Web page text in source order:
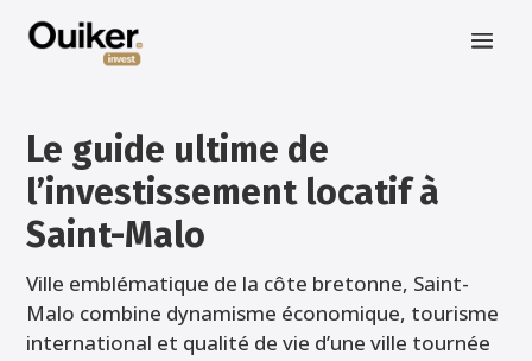
Le guide ultime de
l’investissement locatif à
Saint-Malo
Ville emblématique de la côte bretonne, Saint-
Malo combine dynamisme économique, tourisme
international et qualité de vie d’une ville tournée